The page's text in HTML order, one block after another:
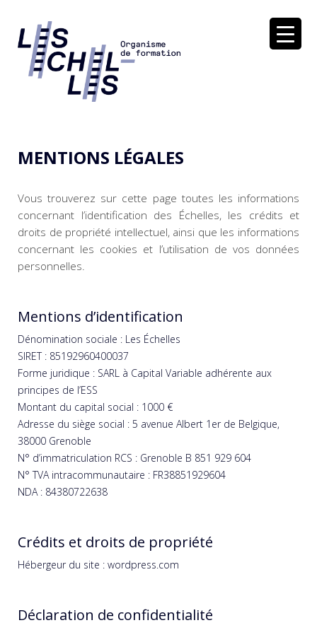
LES ÉCHELLES
MENTIONS LÉGALES
Vous trouverez sur cette page toutes les informations
concernant l’identification des Échelles, les crédits et
droits de propriété intellectuel, ainsi que les informations
concernant les cookies et l’utilisation de vos données
personnelles.
Mentions d’identification
Dénomination sociale : Les Échelles
SIRET : 85192960400037
Forme juridique : SARL à Capital Variable adhérente aux
principes de l’ESS
Montant du capital social : 1000 €
Adresse du siège social : 5 avenue Albert 1er de Belgique,
38000 Grenoble
N° d’immatriculation RCS : Grenoble B 851 929 604
N° TVA intracommunautaire : FR38851929604
NDA : 84380722638
Crédits et droits de propriété
Hébergeur du site : wordpress.com
Déclaration de confidentialité